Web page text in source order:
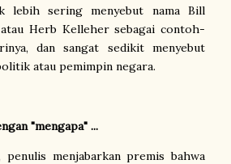
lebih sering menyebut nama Bill
Herb Kelleher sebagai contoh-
dan sangat sedikit menyebut
atau pemimpin negara.
"mengapa" ...
menjabarkan premis bahwa